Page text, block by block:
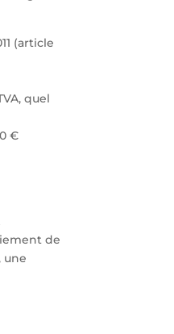
(article
quel
€
de
une